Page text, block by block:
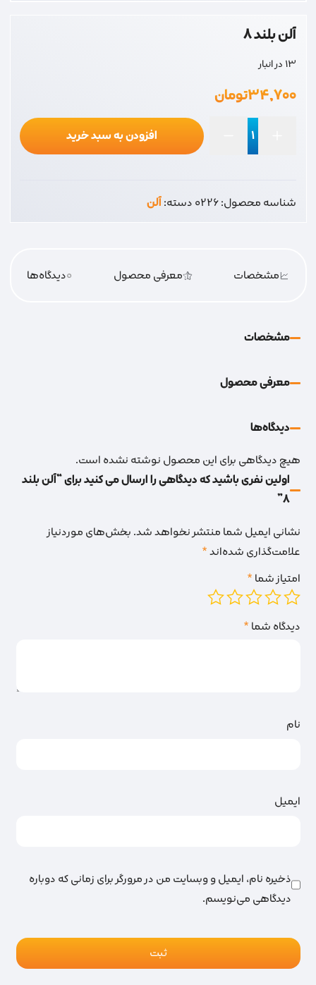
آلن بلند 8
13 در انبار
۳۴,۷۰۰تومان
عدد
افزودن به سبد خرید
شناسه محصول:0226دسته:آلن
مشخصات معرفی محصول 0دیدگاه‌‌ها
مشخصات
معرفی محصول
دیدگاه‌‌ها
هیچ دیدگاهی برای این محصول نوشته نشده است.
اولین نفری باشید که دیدگاهی را ارسال می کنید برای “آلن بلند
8”
نشانی ایمیل شما منتشر نخواهد شد.بخش‌های موردنیاز
علامت‌گذاری شده‌اند*
امتیاز شما*
دیدگاه شما*
نام
ایمیل
ذخیره نام، ایمیل و وبسایت من در مرورگر برای زمانی که دوباره
دیدگاهی می‌نویسم.